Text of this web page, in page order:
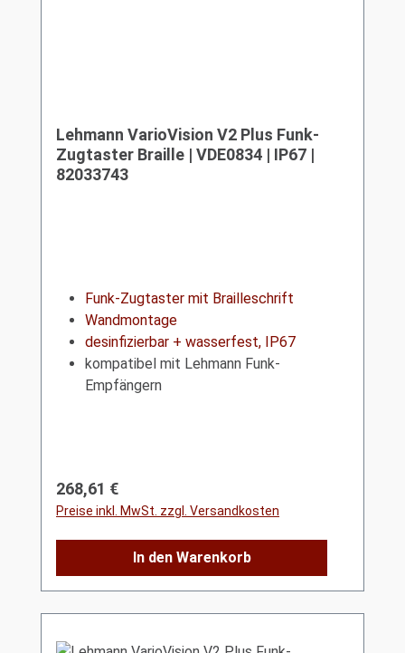
Lehmann VarioVision V2 Plus Funk-
Zugtaster Braille | VDE0834 | IP67 |
82033743
Funk-Zugtaster mit Brailleschrift
Wandmontage
desinfizierbar + wasserfest, IP67
kompatibel mit Lehmann Funk-
Empfängern
Regulärer Preis:
268,61 €
Preise inkl. MwSt. zzgl. Versandkosten
In den Warenkorb